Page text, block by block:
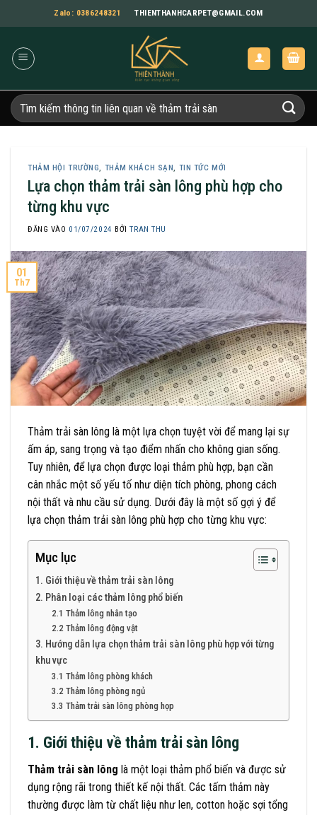
qua
dung
Zalo: 0386248321 THIENTHANHCARPET@GMAIL.COM
Tìm
kiếm:
THẢM HỘI TRƯỜNG, THẢM KHÁCH SẠN, TIN TỨC MỚI
Lựa chọn thảm trải sàn lông phù hợp cho
từng khu vực
ĐĂNG VÀO 01/07/2024 BỞITRAN THU
01
Th7
Thảm trải sàn lông là một lựa chọn tuyệt vời để mang lại sự
ấm áp, sang trọng và tạo điểm nhấn cho không gian sống.
Tuy nhiên, để lựa chọn được loại thảm phù hợp, bạn cần
cân nhắc một số yếu tố như diện tích phòng, phong cách
nội thất và nhu cầu sử dụng. Dưới đây là một số gợi ý để
lựa chọn thảm trải sàn lông phù hợp cho từng khu vực:
Mục lục
1. Giới thiệu về thảm trải sàn lông
2. Phân loại các thảm lông phổ biến
2.1 Thảm lông nhân tạo
2.2 Thảm lông động vật
3. Hướng dẫn lựa chọn thảm trải sàn lông phù hợp với từng
khu vực
3.1 Thảm lông phòng khách
3.2 Thảm lông phòng ngủ
3.3 Thảm trải sàn lông phòng họp
1. Giới thiệu về thảm trải sàn lông
Thảm trải sàn lông là một loại thảm phổ biến và được sử
dụng rộng rãi trong thiết kế nội thất. Các tấm thảm này
thường được làm từ chất liệu như len, cotton hoặc sợi tổng